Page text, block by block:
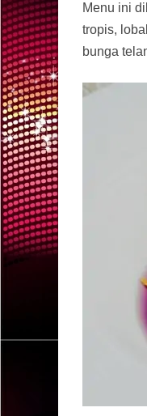
Menu ini
tropis,
bunga